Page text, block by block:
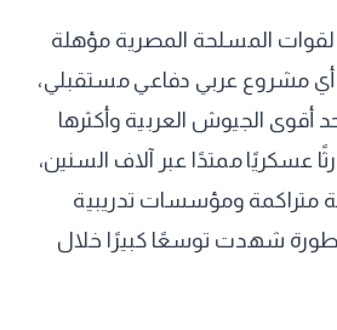
القوات المسلحة المصرية مؤهلة
مشروع عربي دفاعي مستقبلي،
أقوى الجيوش العربية وأكثرها
عسكريًا ممتدًا عبر آلاف السنين،
متراكمة ومؤسسات تدريبية
شهدت توسعًا كبيرًا خلال